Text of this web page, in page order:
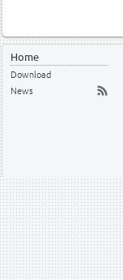
Home
Download
News